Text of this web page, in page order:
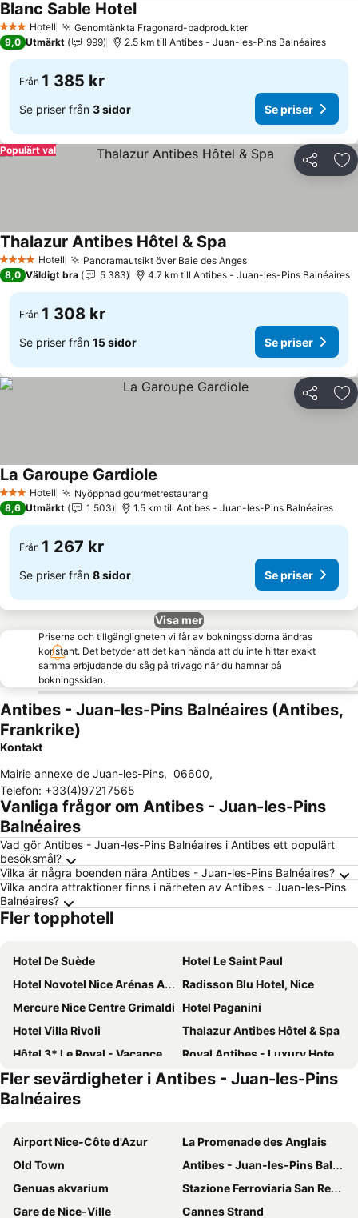
3 StjärnorHotell Genomtänkta Fragonard-badprodukterSe priser
Blanc Sable HotelSe priser
9,0 Utmärkt 999 2.5 km till Antibes - Juan-les-Pins Balnéaires
Från 1 385 kr
Se priser från 3 sidor Se priser
Dela
Populärt val
4 StjärnorHotell Panoramautsikt över Baie des AngesSe priser
Thalazur Antibes Hôtel & Spa
8,0 Väldigt bra 5 383 4.7 km till Antibes - Juan-les-Pins Balnéaires
Från 1 308 kr
Se priser från 15 sidor Se priser
Dela
3 StjärnorHotell Nyöppnad gourmetrestaurangSe priser
La Garoupe Gardiole
8,6 Utmärkt 1 503 1.5 km till Antibes - Juan-les-Pins Balnéaires
Från 1 267 kr
Se priser från 8 sidor Se priser
Visa mer
Priserna och tillgängligheten vi får av bokningssidorna ändras
konstant. Det betyder att det kan hända att du inte hittar exakt
samma erbjudande du såg på trivago när du hamnar på
bokningssidan.
Antibes - Juan-les-Pins Balnéaires (Antibes,
Frankrike)
Kontakt
Mairie annexe de Juan-les-Pins, 06600,
Telefon: +33(4)97217565
Vanliga frågor om Antibes - Juan-les-Pins
Balnéaires
Vad gör Antibes - Juan-les-Pins Balnéaires i Antibes ett populärt
besöksmål?
Vilka är några boenden nära Antibes - Juan-les-Pins Balnéaires?
Vilka andra attraktioner finns i närheten av Antibes - Juan-les-Pins
Balnéaires?
Fler topphotell
Hotel De Suède
Hotel Le Saint Paul
Hotel Novotel Nice Arénas Aéroport
Radisson Blu Hotel, Nice
Mercure Nice Centre Grimaldi Hotel Paganini
Hotel Villa Rivoli
Thalazur Antibes Hôtel & Spa
Hôtel 3* Le Royal - Vacances Bleues
Royal Antibes - Luxury Hotel, Résidence, Beach & Spa
ibis budget Nice Californie Lenval
Hôtel & Appartements Monsigny
Albert 1er
Westminster Hotel & Spa Nice
Hôtel Bahia
ibis Nice Centre Gare
Hotel Beau Rivage
Hôtel Belle Meunière
Le Méridien Nice
Fler sevärdigheter i Antibes - Juan-les-Pins
Balnéaires
Airport Nice-Côte d'Azur
La Promenade des Anglais
Old Town
Antibes - Juan-les-Pins Balnéaires
Genuas akvarium
Stazione Ferroviaria San Remo
Gare de Nice-Ville
Cannes Strand